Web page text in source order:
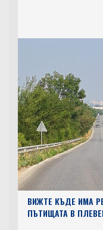
ВИЖТЕ КЪДЕ ИМА
ПЪТИЩАТА В